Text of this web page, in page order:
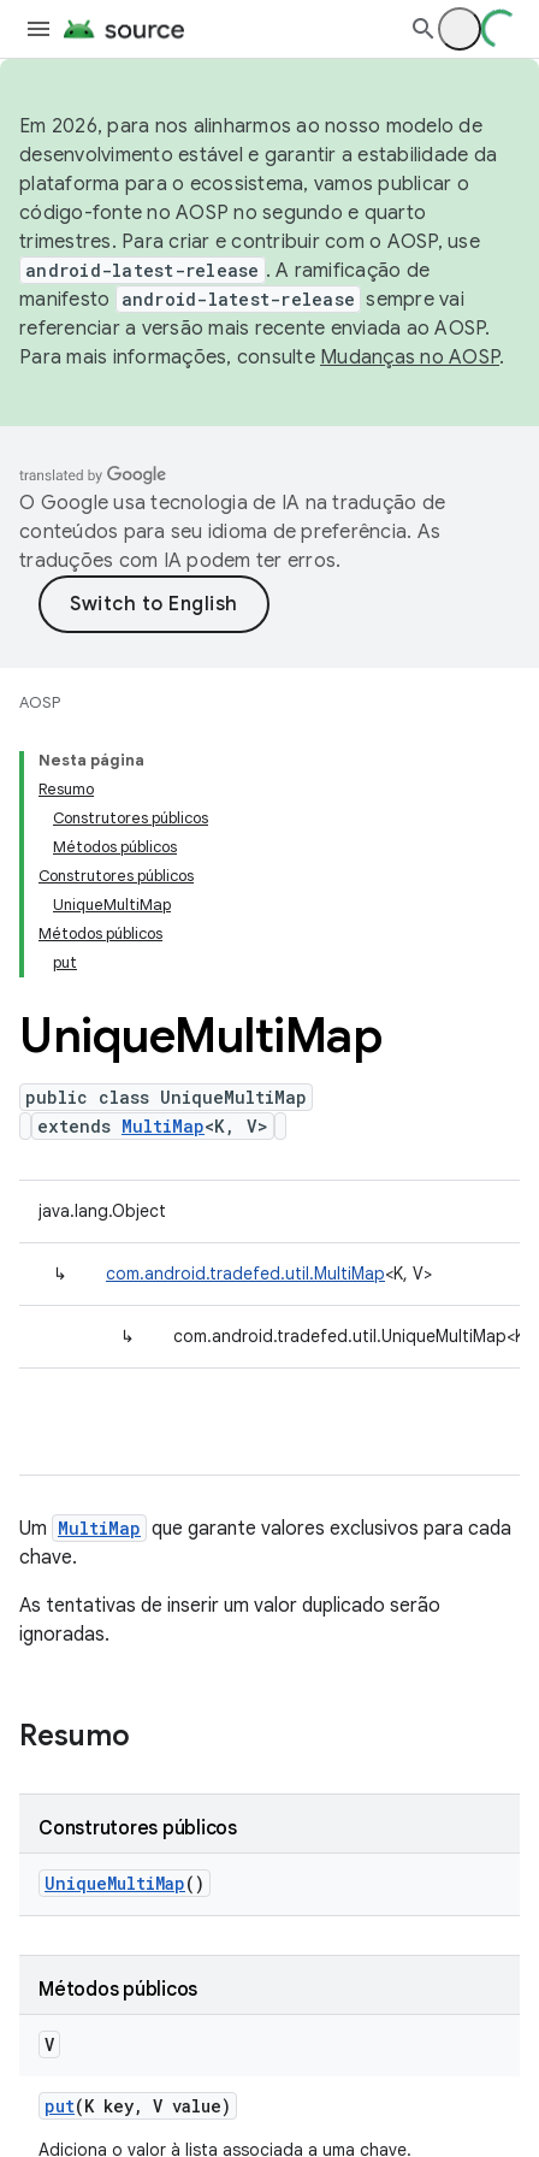
Em 2026, para nos alinharmos ao nosso modelo de
desenvolvimento estável e garantir a estabilidade da
plataforma para o ecossistema, vamos publicar o
código-fonte no AOSP no segundo e quarto
trimestres. Para criar e contribuir com o AOSP, use
android-latest-release . A ramificação de
manifesto
android-latest-release sempre vai
referenciar a versão mais recente enviada ao AOSP.
Para mais informações, consulte Mudanças no AOSP.
O Google usa tecnologia de IA na tradução de
conteúdos para seu idioma de preferência. As
traduções com IA podem ter erros.
AOSP
Nesta página
Resumo
Construtores públicos
Métodos públicos
Construtores públicos
UniqueMultiMap
Métodos públicos
put
UniqueMultiMap
public class UniqueMultiMap
extends MultiMap<K, V>
java.lang.Object
↳ com.android.tradefed.util.MultiMap<K, V>
↳ com.android.tradefed.util.UniqueMultiMap<K,
Um MultiMap que garante valores exclusivos para cada
chave.
As tentativas de inserir um valor duplicado serão
ignoradas.
Resumo
Construtores públicos
UniqueMultiMap()
Métodos públicos
V
put(K key, V value)
Adiciona o valor à lista associada a uma chave.